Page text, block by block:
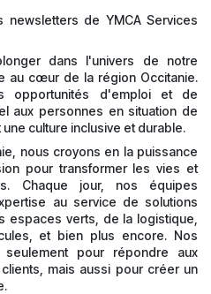
de YMCA Services
dans l'univers de notre
au cœur de la région Occitanie.
opportunités d'emploi et de
aux personnes en situation de
culture inclusive et durable.
nous croyons en la puissance
pour transformer les vies et
Chaque jour, nos équipes
au service de solutions
espaces verts, de la logistique,
et bien plus encore. Nos
pour répondre aux
mais aussi pour créer un